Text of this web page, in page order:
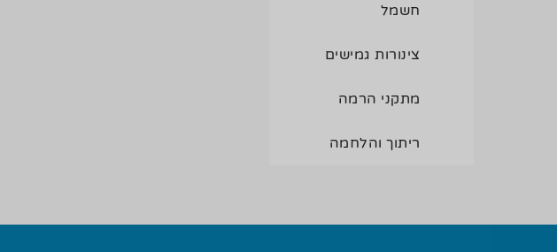
חשמל
צינורות גמישים
מתקני הרמה
ריתוך והלחמה